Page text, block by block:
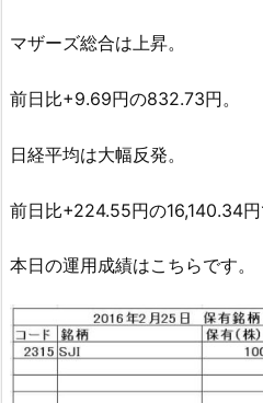
マザーズ総合は上昇。
前日比+9.69円の832.73円。
日経平均は大幅反発。
前日比+224.55円の16,140.34円
本日の運用成績はこちらです。